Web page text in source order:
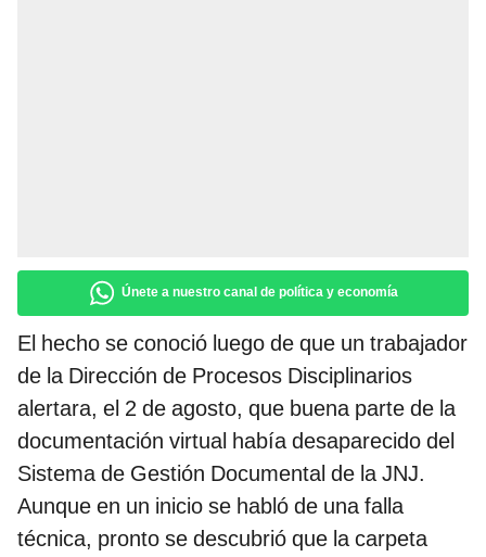
Únete a nuestro canal de política y economía
El hecho se conoció luego de que un trabajador
de la Dirección de Procesos Disciplinarios
alertara, el 2 de agosto, que buena parte de la
documentación virtual había desaparecido del
Sistema de Gestión Documental de la JNJ.
Aunque en un inicio se habló de una falla
técnica, pronto se descubrió que la carpeta